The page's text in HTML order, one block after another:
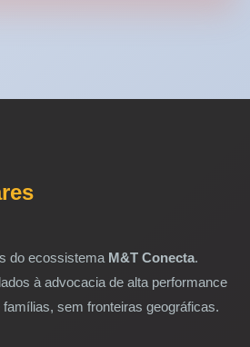
do ecossistema M&T Conecta.
à advocacia de alta performance
sem fronteiras geográficas.